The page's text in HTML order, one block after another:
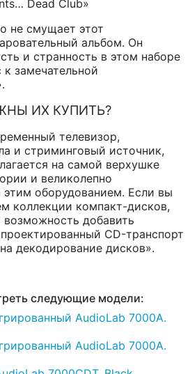
Dead Club»
не смущает этот
альбом. Он
и странность в этом наборе
к замечательной
ИХ КУПИТЬ?
телевизор,
и стриминговый источник,
на самой верхушке
и великолепно
этим оборудованием. Если вы
коллекции компакт-дисков,
возможность добавить
CD-транспорт
декодирование дисков».
следующие модели:
AudioLab 7000A.
AudioLab 7000A.